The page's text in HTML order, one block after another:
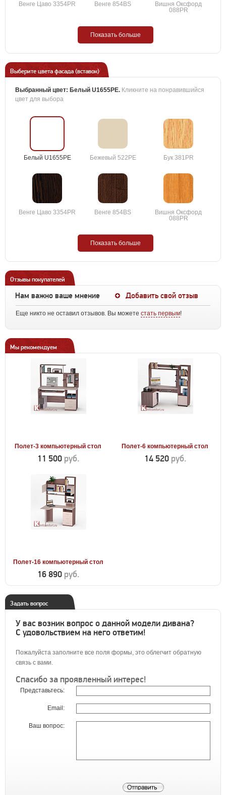
Венге Цаво 3354PR Венге 854BS
Вишня Оксфорд
088PR
Показать больше
Выберите цвета фасада (вставок)
Выбранный цвет: Белый U1655PE. Кликните на понравившийся
цвет для выбора
Белый U1655PE Бежевый 522PE Бук 381PR
Венге Цаво 3354PR Венге 854BS
Вишня Оксфорд
088PR
Показать больше
Отзывы покупателей
Нам важно ваше мнение Добавить свой отзыв
Еще никто не оставил отзывов. Вы можете стать первым!
Мы рекомендуем
Полет-3 компьютерный стол
11 500 руб.
Полет-6 компьютерный стол
14 520 руб.
Полет-16 компьютерный стол
16 890 руб.
Задать вопрос
У вас возник вопрос о данной модели дивана?
С удовольствием на него ответим!
Пожалуйста заполните все поля формы, это облегчит обратную
связь с вами.
Спасибо за проявленный интерес!
Представьтесь:
Email:
Ваш вопрос: